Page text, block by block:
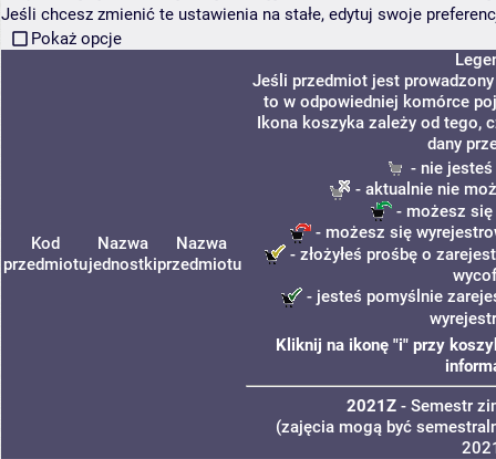
Jeśli chcesz zmienić te ustawienia na stałe, edytuj swoje
Pokaż opcje
Kod
przedmiotu
Nazwa
jednostki
Nazwa
przedmiotu
Jeśli przedmiot jest
to w odpowiedniej komórce
Ikona koszyka zależy od tego,
dany
- nie
- aktualnie nie
- możesz się
- możesz się
- złożyłeś prośbę o
- jesteś pomyślnie
Kliknij na ikonę "i" przy
2021Z - Semestr
(zajęcia mogą być